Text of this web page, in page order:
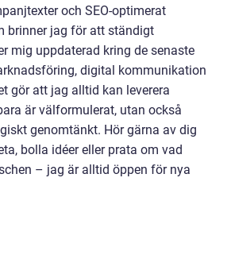
och SEO-optimerat
brinner jag för att ständigt
mig uppdaterad kring de senaste
digital kommunikation
gör att jag alltid kan leverera
är välformulerat, utan också
genomtänkt. Hör gärna av dig
bolla idéer eller prata om vad
– jag är alltid öppen för nya